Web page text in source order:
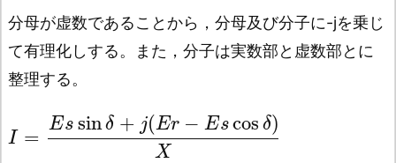
分母が虚数であることから，分母及び分子に-jを乗じ
て有理化しする。また，分子は実数部と虚数部とに
整理する。
I =
Es sinδ + j(Er − Es cos δ)
X